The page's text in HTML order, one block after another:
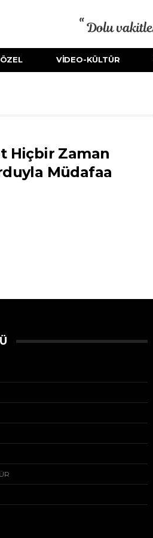
ÖZEL VİDEO-KÜLTÜR
Hiçbir Zaman
Müdafaa